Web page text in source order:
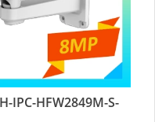
IPC-HFW2849M-S-